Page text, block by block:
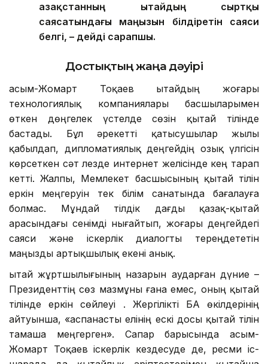
Қазақстанның Қытайдың сыртқы
саясатындағы маңызын білдіретін саяси
белгі, – дейді сарапшы.
Достықтың жаңа дәуірі
Қасым-Жомарт Тоқаев Қытайдың жоғары
технологиялық компаниялары басшыларымен
өткен дөңгелек үстелде сөзін қытай тілінде
бастады. Бұл әрекетті қатысушылар жылы
қабылдап, дипломатиялық деңгейдің озық үлгісін
көрсеткен сәт лезде интернет желісінде кең тарап
кетті. Жалпы, Мемлекет басшысының қытай тілін
еркін меңгеруін тек білім санатында бағалауға
болмас. Мұндай тілдік дағды қазақ-қытай
арасындағы сенімді нығайтып, жоғары деңгейдегі
саяси және іскерлік диалогты тереңдететін
маңызды артықшылық екені анық.
Қытай жұртшылығының назарын аударған дүние –
Президенттің сөз мазмұны ғана емес, оның қытай
тілінде еркін сөйлеуі . Жергілікті БАҚ өкілдерінің
айтуынша, «аспанасты елінің ескі досы қытай тілін
тамаша меңгерген». Сапар барысында Қасым-
Жомарт Тоқаев іскерлік кездесуде де, ресми іс-